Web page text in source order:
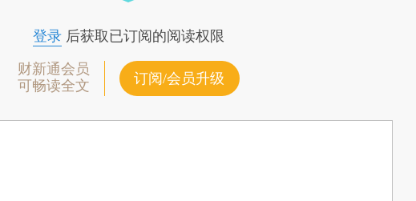
登录后获取已订阅的阅读权限
财新通会员
可畅读全文
订阅/会员升级